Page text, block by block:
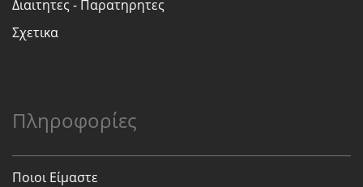
Διαιτητες - Παρατηρητες
Σχετικα
Πληροφορίες
Ποιοι Είμαστε